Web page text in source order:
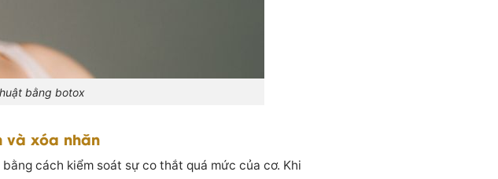
bằng botox
và xóa nhăn
cách kiểm soát sự co thắt quá mức của cơ. Khi